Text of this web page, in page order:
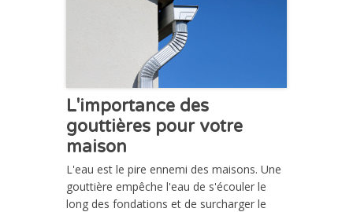
L'importance des
gouttières pour votre
maison
L'eau est le pire ennemi des maisons. Une
gouttière empêche l'eau de s'écouler le
long des fondations et de surcharger le